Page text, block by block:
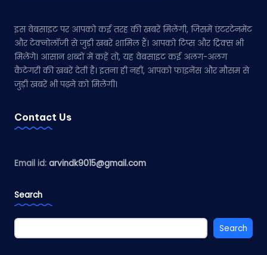
इस वेबसाइट पर आपको कई तरह की खबरें मिलेंगी, जिसमें एंटरटेनमेंट
और टेक्नोलॉजी से जुड़ी खबरें शामिल हैं। आपको टिप्स और ट्रिक्स भी
मिलेंगे। आसान शब्दों में कहें तो, यह वेबसाइट कई अलग-अलग
कैटेगरी की खबरें देती है। इतना ही नहीं, आपको फाइनेंस और मौसम से
जुड़ी खबरें भी पढ़ने को मिलेंगी।
Contact Us
Email id: arvindk9015@gmail.com
Search
Search